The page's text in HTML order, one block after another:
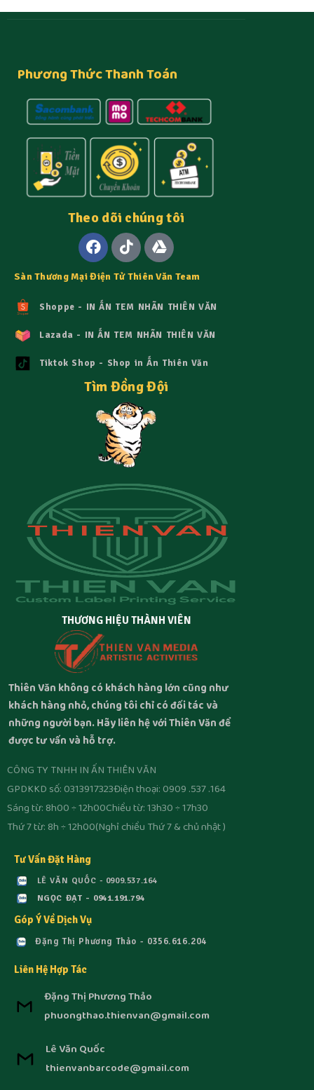
THƯƠNG HIỆU THÀNH VIÊN
Thiên Văn không có khách hàng lớn cũng như
khách hàng nhỏ, chúng tôi chỉ có đối tác và
những người bạn. Hãy liên hệ với Thiên Văn để
được tư vấn và hỗ trợ.
CÔNG TY TNHH IN ẤN THIÊN VĂN
GPDKKD số: 0313917323Điện thoại: 0909 .537 .164
Sáng từ: 8h00 ÷ 12h00Chiều từ: 13h30 ÷ 17h30
Thứ 7 từ: 8h ÷ 12h00(Nghỉ chiều Thứ 7 & chủ nhật )
Tư Vấn Đặt Hàng
LÊ VĂN QUỐC - 0909.537.164
NGỌC ĐẠT - 0941.191.794
Góp Ý Về Dịch Vụ
Đặng Thị Phương Thảo - 0356.616.204
Liên Hệ Hợp Tác
Đặng Thị Phương Thảo
phuongthao.thienvan@gmail.com
Lê Văn Quốc
thienvanbarcode@gmail.com
Phương Thức Thanh Toán
Theo dõi chúng tôi
Sàn Thương Mại Điện Tử Thiên Văn Team
Shoppe - IN ẤN TEM NHÃN THIÊN VĂN
Lazada - IN ẤN TEM NHÃN THIÊN VĂN
Tiktok Shop - Shop in Ấn Thiên Văn
Tìm Đồng Đội